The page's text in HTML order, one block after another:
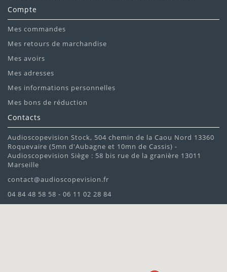
Compte
Mes commandes
Mes retours de marchandise
Mes avoirs
Mes adresses
Mes informations personnelles
Mes bons de réduction
Contacts
Audioscopevision Stock, 504 chemin de la Caou Nord 13360
Roquevaire (5mn d'Aubagne et 10mn de Cassis) -
Audioscopevision Siège : 58 bis rue de la granière 13011
Marseille
contact@audioscopevision.fr
04 84 48 58 58 - 06 11 02 28 84